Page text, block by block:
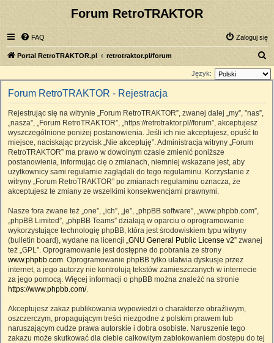
Forum RetroTRAKTOR
FAQ Zaloguj się
Portal RetroTRAKTOR.pl retrotraktor.pl/forum
z
Język:
Forum RetroTRAKTOR - Rejestracja
Rejestrując się na witrynie „Forum RetroTRAKTOR”, zwanej dalej „my”, ”nas”,
„nasza”, „Forum RetroTRAKTOR”, „https://retrotraktor.pl//forum”, akceptujesz
wyszczególnione poniżej postanowienia. Jeśli ich nie akceptujesz, opuść to
miejsce, naciskając przycisk „Nie akceptuję”. Administracja witryny „Forum
RetroTRAKTOR” ma prawo w dowolnym czasie zmienić poniższe
postanowienia, informując cię o zmianach, niemniej wskazane jest, aby
użytkownicy sami regularnie zaglądali do tego regulaminu. Korzystanie z
witryny „Forum RetroTRAKTOR” po zmianach regulaminu oznacza, że
akceptujesz te zmiany ze wszelkimi konsekwencjami prawnymi.
Nasze fora zwane też „one”, „ich”, „je”, „phpBB software”, „www.phpbb.com”,
„phpBB Limited”, „phpBB Teams” działają w oparciu o oprogramowanie
wykorzystujące technologię phpBB, która jest środowiskiem typu witryny
(bulletin board), wydane na licencji „GNU General Public License v2” zwanej
też „GPL”. Oprogramowanie jest dostępne do pobrania ze strony
www.phpbb.com. Oprogramowanie phpBB tylko ułatwia dyskusje przez
internet, a jego autorzy nie kontrolują tekstów zamieszczanych w internecie
za jego pomocą. Więcej informacji o phpBB można znaleźć na stronie
https://www.phpbb.com/.
Akceptujesz zakaz publikowania wypowiedzi o charakterze obraźliwym,
oszczerczym, propagującym treści niezgodne z polskim prawem lub
naruszającym cudze prawa autorskie i dobra osobiste. Naruszenie tego
zakazu może skutkować dla ciebie całkowitym zablokowaniem dostępu do tej